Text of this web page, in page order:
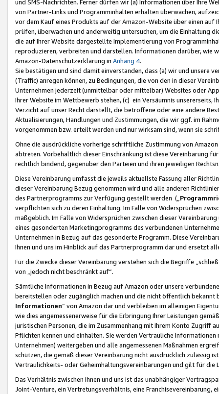
und SMS-Nachrichten. Ferner dürfen wir (a) Informationen über Ihre
von Partner-Links und Programminhalten erhalten überwachen,
vor dem Kauf eines Produkts auf der Amazon-Website über einen
prüfen, überwachen und anderweitig untersuchen, um die Einhaltung
die auf Ihrer Website dargestellte Implementierung von
reproduzieren, verbreiten und darstellen. Informationen darüber, wie
Amazon-Datenschutzerklärung in Anhang 4.
Sie bestätigen und sind damit einverstanden, dass (a) wir und
(Traffic) anregen können, zu Bedingungen, die von den in dieser
Unternehmen jederzeit (unmittelbar oder mittelbar) Websites oder
Ihrer Website im Wettbewerb stehen, (c) ein Versäumnis unsererseits,
Verzicht auf unser Recht darstellt, die betroffene oder eine andere
Aktualisierungen, Handlungen und Zustimmungen, die wir ggf. im
vorgenommen bzw. erteilt werden und nur wirksam sind, wenn sie
Ohne die ausdrückliche vorherige schriftliche Zustimmung von
abtreten. Vorbehaltlich dieser Einschränkung ist diese Vereinbarung
rechtlich bindend, gegenüber den Parteien und ihren jeweiligen
Diese Vereinbarung umfasst die jeweils aktuellste Fassung aller
dieser Vereinbarung Bezug genommen wird und alle anderen
des Partnerprogramms zur Verfügung gestellt werden („
verpflichten sich zu deren Einhaltung. Im Falle von Widersprüchen
maßgeblich. Im Falle von Widersprüchen zwischen dieser
eines gesonderten Marketingprogramms des verbundenen
Unternehmen in Bezug auf das gesonderte Programm. Diese
Ihnen und uns im Hinblick auf das Partnerprogramm dar und ersetzt
Für die Zwecke dieser Vereinbarung verstehen sich die Begriffe
von „jedoch nicht beschränkt auf“.
Sämtliche Informationen in Bezug auf Amazon oder unsere
bereitstellen oder zugänglich machen und die nicht öffentlich
Informationen“ von Amazon dar und verbleiben im alleinigen
wie dies angemessenerweise für die Erbringung Ihrer Leistungen
juristischen Personen, die im Zusammenhang mit Ihrem Konto
Pflichten kennen und einhalten. Sie werden Vertrauliche
Unternehmen) weitergeben und alle angemessenen Maßnahmen
schützen, die gemäß dieser Vereinbarung nicht ausdrücklich zulässig
Vertraulichkeits- oder Geheimhaltungsvereinbarungen und gilt für die
Das Verhältnis zwischen Ihnen und uns ist das unabhängiger
Joint-Venture, ein Vertretungsverhältnis, eine Franchisevereinbarung,